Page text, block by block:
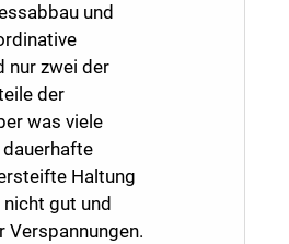
und
nur zwei der
der
was viele
Haltung
gut und